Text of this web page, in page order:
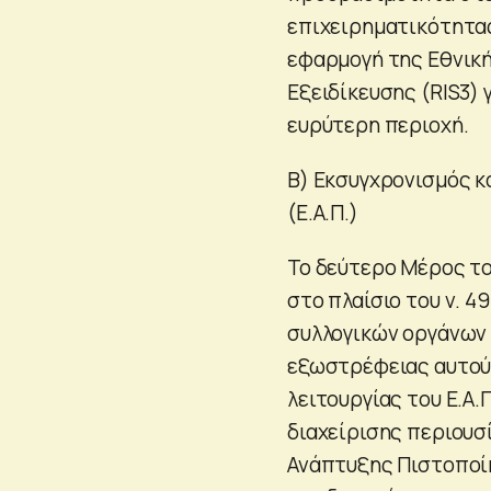
εφαρμογή της
Εξειδίκευσης
ευρύτερη περιοχή.
Β) Εκσυγχρονισμός
(Ε.Α.Π.)
Το δεύτερο Μέρος
στο πλαίσιο του ν.
συλλογικών
εξωστρέφειας
λειτουργίας του
διαχείρισης
Ανάπτυξης